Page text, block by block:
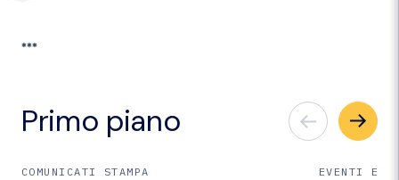
***
Primo piano
COMUNICATI STAMPA EVENTI E